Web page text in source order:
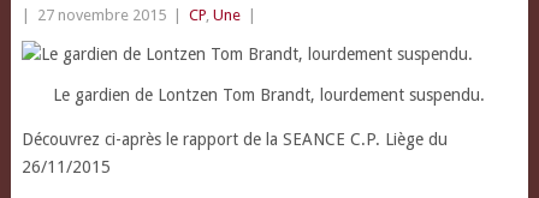
27 novembre 2015 CP, Une
Le gardien de Lontzen Tom Brandt, lourdement suspendu.
Découvrez ci-après le rapport de la SEANCE C.P. Liège du
26/11/2015